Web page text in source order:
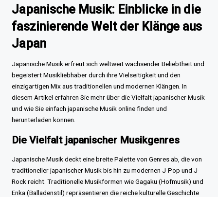
Beiträge
Japanische Musik: Einblicke in die
faszinierende Welt der Klänge aus
Japan
Japanische Musik erfreut sich weltweit wachsender Beliebtheit und
begeistert Musikliebhaber durch ihre Vielseitigkeit und den
einzigartigen Mix aus traditionellen und modernen Klängen. In
diesem Artikel erfahren Sie mehr über die Vielfalt japanischer Musik
und wie Sie einfach japanische Musik online finden und
herunterladen können.
Die Vielfalt japanischer Musikgenres
Japanische Musik deckt eine breite Palette von Genres ab, die von
traditioneller japanischer Musik bis hin zu modernen J-Pop und J-
Rock reicht. Traditionelle Musikformen wie Gagaku (Hofmusik) und
Enka (Balladenstil) repräsentieren die reiche kulturelle Geschichte